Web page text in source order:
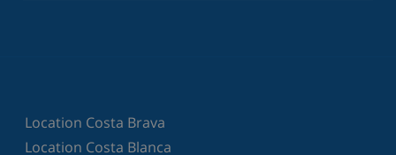
Location Costa Brava
Location Costa Blanca